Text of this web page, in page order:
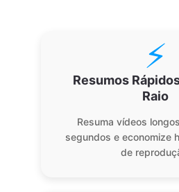
⚡
Resumos
Raio
Resuma vídeos
segundos e economize
de